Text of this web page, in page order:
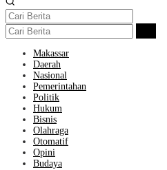
Makassar
Daerah
Nasional
Pemerintahan
Politik
Hukum
Bisnis
Olahraga
Otomatif
Opini
Budaya